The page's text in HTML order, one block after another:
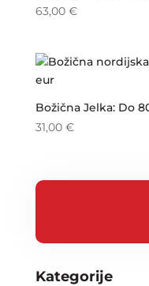
63,00 €
Božična Jelka: Do
31,00 €
Kategorije